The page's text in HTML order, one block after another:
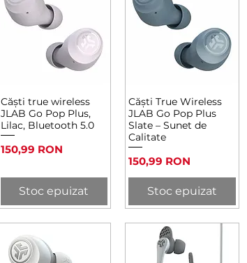
Afișare rapidă
Căști true wireless
JLAB Go Pop Plus,
Lilac, Bluetooth 5.0
Preț
150,99 RON
Stoc epuizat
Afișare rapidă
Căști True Wireless
JLAB Go Pop Plus
Slate – Sunet de
Calitate
Preț
150,99 RON
Stoc epuizat